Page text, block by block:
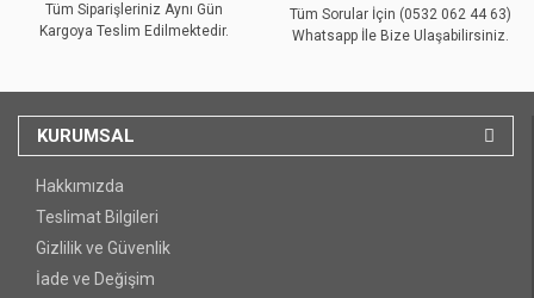
Tüm Siparişleriniz Aynı Gün
Kargoya Teslim Edilmektedir.
Tüm Sorular İçin (0532 062 44 63)
Whatsapp İle Bize Ulaşabilirsiniz.
KURUMSAL
Hakkımızda
Teslimat Bilgileri
Gizlilik ve Güvenlik
İade ve Değişim